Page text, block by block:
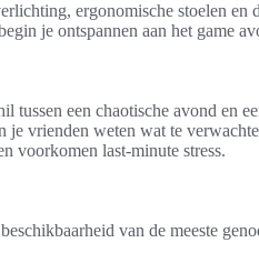
ergonomische stoelen en
je ontspannen aan het game
tussen een chaotische avond en
je vrienden weten wat te
voorkomen last-minute stress.
van de meeste